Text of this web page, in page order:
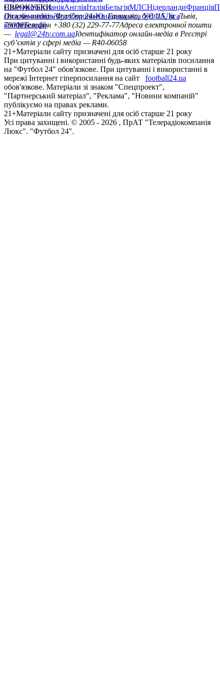
НімеччинаІспаніяАнгліяІталіяБельгіяМЛСНідерландиФранція
ЄВРОКУБКИ
Ліга чемпіонівЛіга ЄвропиЮнацька ліга УЄФАЛіга
конференцій
Онлайн-медіа «Футбол 24»пл. Галицька, буд. 15, м. Львів,
79008Телефон +380 (32) 229-77-77Адреса електронної пошти
— legal@24tv.com.uaІдентифікатор онлайн-медіа в Реєстрі
суб’єктів у сфері медіа — R40-06058
21+Матеріали сайту призначені для осіб старше 21 року
При цитуванні і використанні будь-яких матеріалів посилання
на "Футбол 24" обов'язкове. При цитуванні і використанні в
мережі Інтернет гіперпосилання на сайт
football24.ua
обов'язкове. Матеріали зі знаком "Спецпроект",
"Партнерський матеріал", "Реклама", "Новини компаній"
публікуємо на правах реклами.
21+Матеріали сайту призначені для осіб старше 21 року
Усi права захищенi. © 2005 - 2026 , ПрАТ "Телерадіокомпанія
Люкс". "Футбол 24".